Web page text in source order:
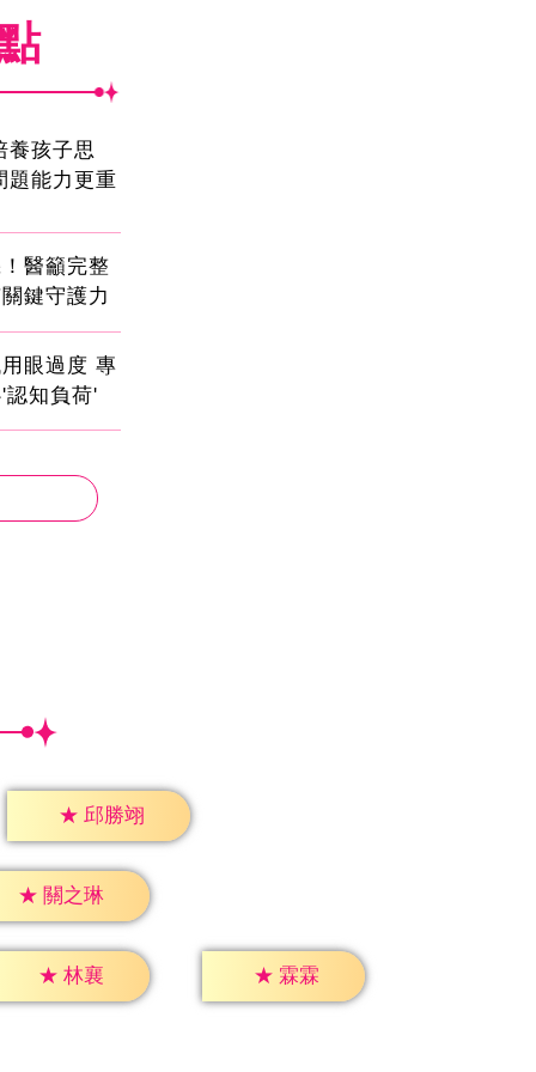
養孩子思
題能力更重
醫籲完整
鍵守護力
眼過度 專
認知負荷'
★ 邱勝翊
★ 關之琳
★ 林襄 ★ 霖霖